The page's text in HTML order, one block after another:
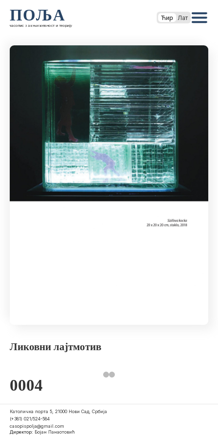
ПОЉА
часопис за књижевност и теорију
Ћир Лат
Ликовни лајтмотив
0004
Католичка порта 5, 21000 Нови Сад, Србија
(+381) 021/524-584
casopispolja@gmail.com
Директор: Бојан Панаотовић